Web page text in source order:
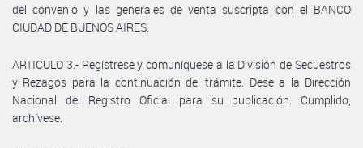
del convenio y las generales de venta suscripta con el BANCO
CIUDAD DE BUENOS AIRES.
ARTICULO 3.- Regístrese y comuníquese a la División de Secuestros
y Rezagos para la continuación del trámite. Dese a la Dirección
Nacional del Registro Oficial para su publicación. Cumplido,
archívese.